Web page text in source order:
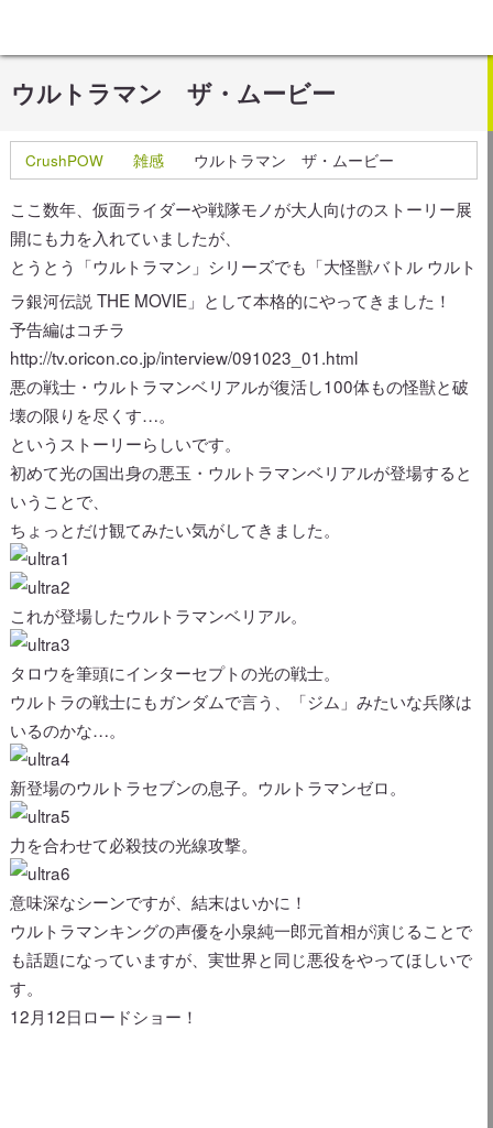
ウルトラマン ザ・ムービー
CrushPOW 雑感 ウルトラマン ザ・ムービー
ここ数年、仮面ライダーや戦隊モノが大人向けのストーリー展
開にも力を入れていましたが、
とうとう「ウルトラマン」シリーズでも「大怪獣バトル ウルト
ラ銀河伝説 THE MOVIE」として本格的にやってきました！
予告編はコチラ
http://tv.oricon.co.jp/interview/091023_01.html
悪の戦士・ウルトラマンベリアルが復活し100体もの怪獣と破
壊の限りを尽くす…。
というストーリーらしいです。
初めて光の国出身の悪玉・ウルトラマンベリアルが登場すると
いうことで、
ちょっとだけ観てみたい気がしてきました。
これが登場したウルトラマンベリアル。
タロウを筆頭にインターセプトの光の戦士。
ウルトラの戦士にもガンダムで言う、「ジム」みたいな兵隊は
いるのかな…。
新登場のウルトラセブンの息子。ウルトラマンゼロ。
力を合わせて必殺技の光線攻撃。
意味深なシーンですが、結末はいかに！
ウルトラマンキングの声優を小泉純一郎元首相が演じることで
も話題になっていますが、実世界と同じ悪役をやってほしいで
す。
12月12日ロードショー！